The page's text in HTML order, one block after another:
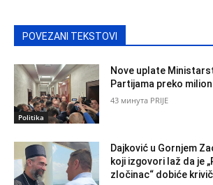
POVEZANI TEKSTOVI
Politika
Nove uplate
Partijama preko milion
43 минута PRIJE
Dajković u Gornjem
koji izgovori laž da je
zločinac“ dobiće